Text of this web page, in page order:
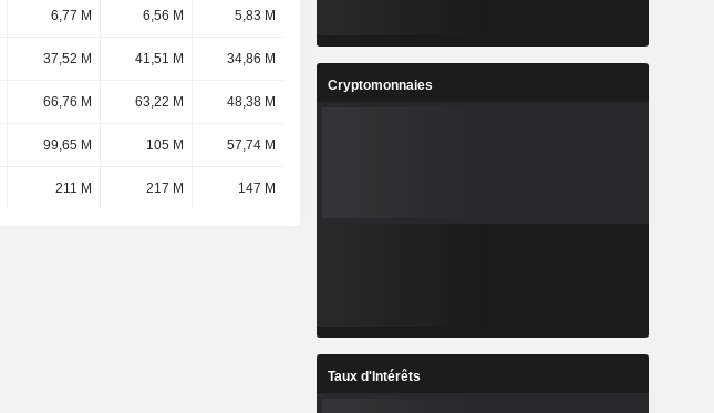
6,77 M 6,56 M 5,83 M
37,52 M 41,51 M 34,86 M
66,76 M 63,22 M 48,38 M
99,65 M 105 M 57,74 M
211 M 217 M 147 M
Cryptomonnaies
Taux d'Intérêts